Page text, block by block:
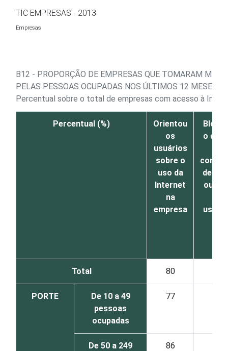
TIC EMPRESAS - 2013
Empresas
B12 - PROPORÇÃO DE EMPRESAS QUE TOMARAM
PELAS PESSOAS OCUPADAS NOS ÚLTIMOS 12 MESES
Percentual sobre o total de empresas com acesso à
Percentual (%)
Orientou
os
usuários
sobre o
uso da
Internet
na
empresa
o
de
ou
Total 80
PORTE
De 10 a 49
pessoas
ocupadas
77
De 50 a 249
86